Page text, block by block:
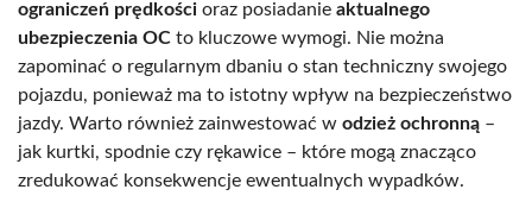
ograniczeń prędkości oraz posiadanie aktualnego
ubezpieczenia OC to kluczowe wymogi. Nie można
zapominać o regularnym dbaniu o stan techniczny swojego
pojazdu, ponieważ ma to istotny wpływ na bezpieczeństwo
jazdy. Warto również zainwestować w odzież ochronną –
jak kurtki, spodnie czy rękawice – które mogą znacząco
zredukować konsekwencje ewentualnych wypadków.